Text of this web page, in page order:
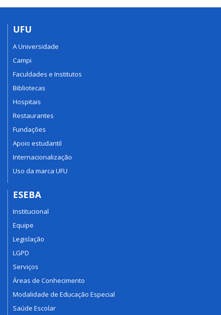
UFU
A Universidade
Campi
Faculdades e Institutos
Bibliotecas
Hospitais
Restaurantes
Fundações
Apoio estudantil
Internacionalização
Uso da marca UFU
ESEBA
Institucional
Equipe
Legislação
LGPD
Serviços
Áreas de Conhecimento
Modalidade de Educação Especial
Saúde Escolar